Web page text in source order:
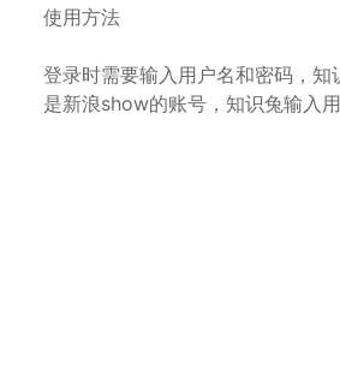
使用方法
登录时需要输入用户名和密码，
是新浪show的账号，知识兔输入